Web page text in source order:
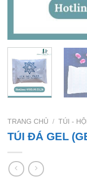
TRANG CHỦ / TÚI -
TÚI ĐÁ GEL